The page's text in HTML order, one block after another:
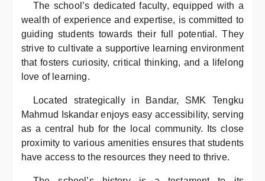
The school’s dedicated faculty, equipped with a
wealth of experience and expertise, is committed to
guiding students towards their full potential. They
strive to cultivate a supportive learning environment
that fosters curiosity, critical thinking, and a lifelong
love of learning.
Located strategically in Bandar, SMK Tengku
Mahmud Iskandar enjoys easy accessibility, serving
as a central hub for the local community. Its close
proximity to various amenities ensures that students
have access to the resources they need to thrive.